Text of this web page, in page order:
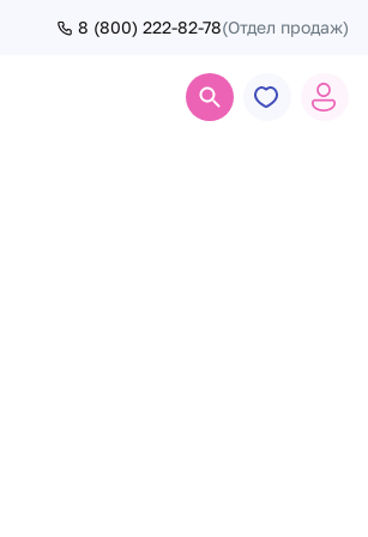
8 (800) 222-82-78(Отдел продаж)